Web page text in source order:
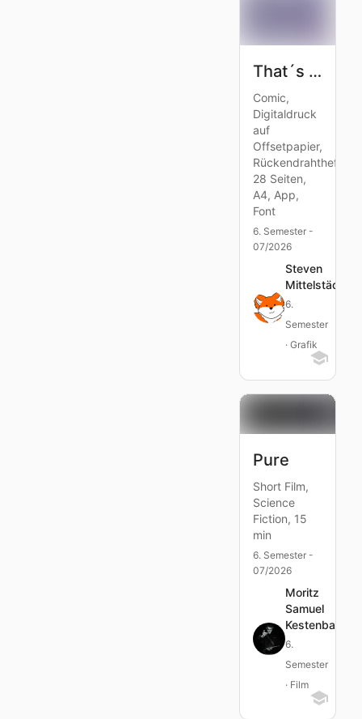
That´s Unfortunate
Comic,
Digitaldruck
auf
Offsetpapier,
28 Seiten,
A4, App,
Font
6. Semester -
07/2026
Steven
Mittelstädt
6.
Semester
· Grafik
Pure
Short Film,
Science
Fiction, 15
min
6. Semester -
07/2026
Moritz
Samuel
Kestenbaum
6.
Semester
· Film